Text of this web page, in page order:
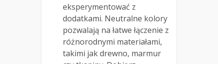
eksperymentować z
dodatkami. Neutralne kolory
pozwalają na łatwe łączenie z
różnorodnymi materiałami,
takimi jak drewno, marmur